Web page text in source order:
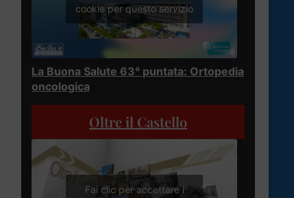
cookie per questo servizio
La Buona Salute 63° puntata: Ortopedia
oncologica
Oltre il Castello
Fai clic per accettare i